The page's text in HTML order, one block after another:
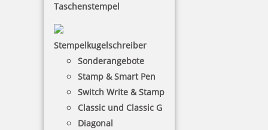
Taschenstempel
Stempelkugelschreiber
Sonderangebote
Stamp & Smart Pen
Switch Write & Stamp
Classic und Classic G
Diagonal